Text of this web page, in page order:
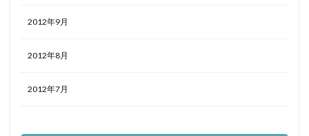
2012年9月
2012年8月
2012年7月